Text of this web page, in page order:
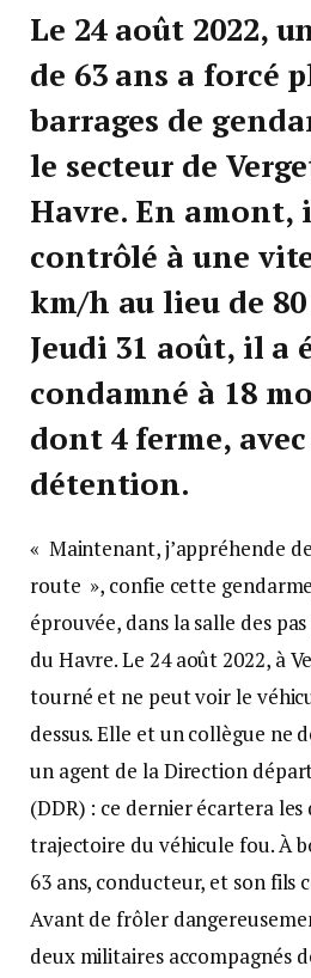
Le 24 août 2022,
de 63 ans a forcé
barrages de
le secteur de
Havre. En amont,
contrôlé à une
km/h au lieu de
Jeudi 31 août, il a
condamné à 18
dont 4 ferme,
détention.
« Maintenant, j’appréhende
route », confie cette
éprouvée, dans la salle des
du Havre. Le 24 août 2022, à
tourné et ne peut voir le
dessus. Elle et un collègue ne
un agent de la Direction
(DDR) : ce dernier écartera
trajectoire du véhicule fou. À
63 ans, conducteur, et son fils
Avant de frôler
deux militaires accompagnés